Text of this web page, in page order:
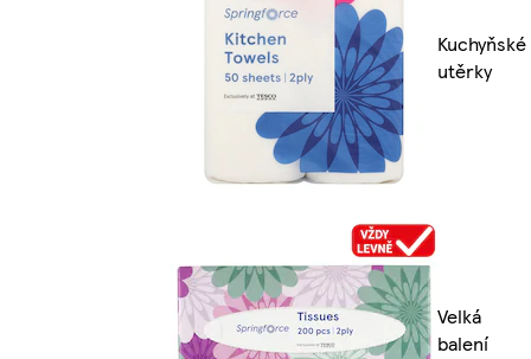
Kuchyňské
utěrky
Velká
balení